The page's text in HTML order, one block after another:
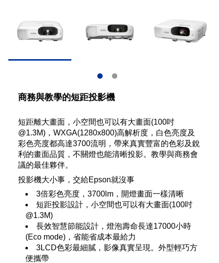
商務與教學的短距投影機
短距離大畫面，小空間也可以有大畫面(100吋
@1.3M)，WXGA(1280x800)高解析度，白色亮度及
彩色亮度都高達3700流明，帶來真實豐富的色彩及銳
利的畫面品質，不關燈也能清晰投影。教學與商務會
議的最佳夥伴。
投影機大小事，交給Epson就沒事
3倍彩色亮度，3700lm，開燈畫面一樣清晰
短距投影設計，小空間也可以有大畫面(100吋
@1.3M)
長效智慧節能設計，燈泡壽命長達17000小時
(Eco mode)，省能省成本最給力
3LCD色彩最細膩，影像真實呈現。外型輕巧方
便攜帶